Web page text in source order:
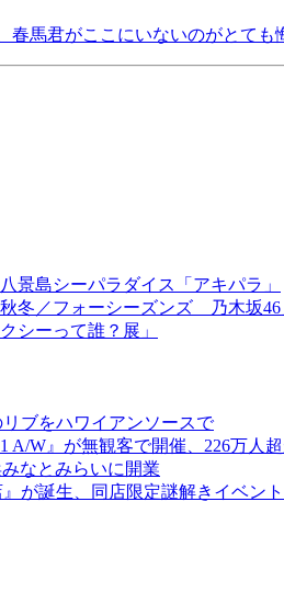
春馬君がここにいないのがとても
八景島シーパラダイス「アキパラ」
秋冬／フォーシーズンズ 乃木坂46
シーって誰？展」
リブをハワイアンソースで
A/W』が無観客で開催、226万人
みなとみらいに開業
が誕生、同店限定謎解きイベン